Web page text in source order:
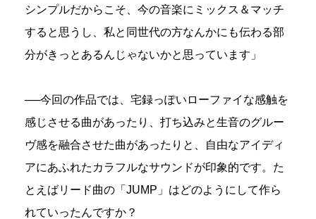
シンプルだからこそ、今の音楽にミックス＆マッチ
すると思うし、私と同世代の方なんかにも伝わる部
分がきっとあるんじゃないかと思っています」
──今回の作品では、宅録っぽいローファイな感触を
感じさせる曲があったり、打ち込みと生音のグルー
ヴ感を融合させた曲があったりと、自由なアイディ
アにあふれたカラフルなサウンドが印象的です。た
とえばリード曲の「JUMP」はどのようにして作ら
れていったんですか？